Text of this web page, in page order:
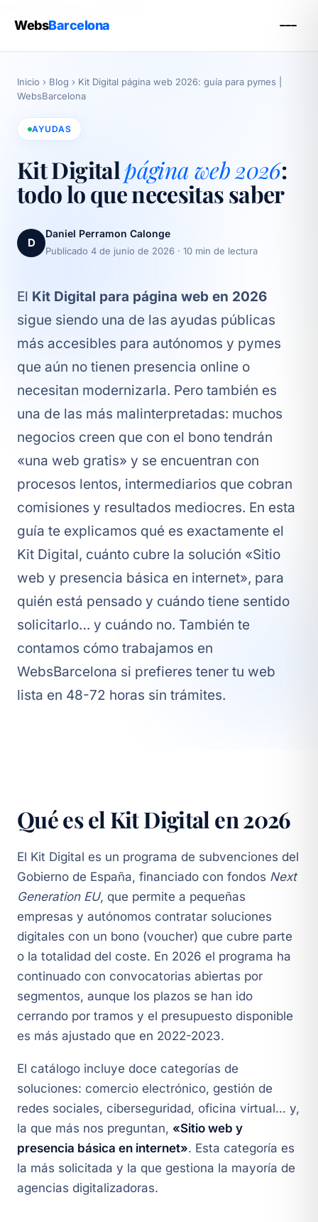
WebsBarcelona
Inicio › Blog › Kit Digital página web 2026: guía para pymes |
WebsBarcelona
AYUDAS
Kit Digitalpágina web 2026:
todo lo que necesitas saber
D
Daniel Perramon Calonge
Publicado 4 de junio de 2026 · 10 min de lectura
El Kit Digital para página web en 2026
sigue siendo una de las ayudas públicas
más accesibles para autónomos y pymes
que aún no tienen presencia online o
necesitan modernizarla. Pero también es
una de las más malinterpretadas: muchos
negocios creen que con el bono tendrán
«una web gratis» y se encuentran con
procesos lentos, intermediarios que cobran
comisiones y resultados mediocres. En esta
guía te explicamos qué es exactamente el
Kit Digital, cuánto cubre la solución «Sitio
web y presencia básica en internet», para
quién está pensado y cuándo tiene sentido
solicitarlo… y cuándo no. También te
contamos cómo trabajamos en
WebsBarcelona si prefieres tener tu web
lista en 48-72 horas sin trámites.
Qué es el Kit Digital en 2026
El Kit Digital es un programa de subvenciones del
Gobierno de España, financiado con fondos Next
Generation EU, que permite a pequeñas
empresas y autónomos contratar soluciones
digitales con un bono (voucher) que cubre parte
o la totalidad del coste. En 2026 el programa ha
continuado con convocatorias abiertas por
segmentos, aunque los plazos se han ido
cerrando por tramos y el presupuesto disponible
es más ajustado que en 2022-2023.
El catálogo incluye doce categorías de
soluciones: comercio electrónico, gestión de
redes sociales, ciberseguridad, oficina virtual… y,
la que más nos preguntan, «Sitio web y
presencia básica en internet». Esta categoría es
la más solicitada y la que gestiona la mayoría de
agencias digitalizadoras.